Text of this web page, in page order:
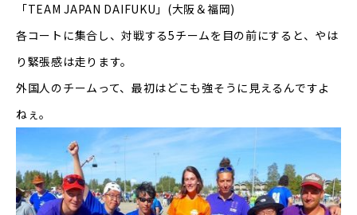
「TEAM JAPAN DAIFUKU 」 (大阪＆福岡)
各コートに集合し、対戦する5チームを目の前にすると、やは
り緊張感は走ります。
外国人のチームって、最初はどこも強そうに見えるんですよ
ねぇ。